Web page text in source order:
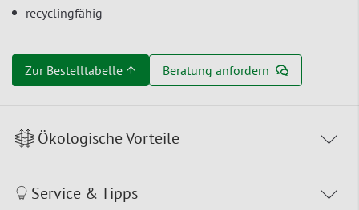
recyclingfähig
Zur Bestelltabelle ↑ Beratung anfordern
Ökologische Vorteile
Service & Tipps